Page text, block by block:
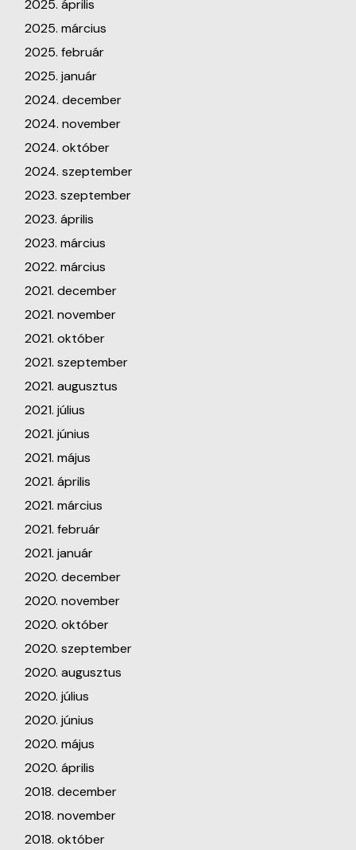
2025. április
2025. március
2025. február
2025. január
2024. december
2024. november
2024. október
2024. szeptember
2023. szeptember
2023. április
2023. március
2022. március
2021. december
2021. november
2021. október
2021. szeptember
2021. augusztus
2021. július
2021. június
2021. május
2021. április
2021. március
2021. február
2021. január
2020. december
2020. november
2020. október
2020. szeptember
2020. augusztus
2020. július
2020. június
2020. május
2020. április
2018. december
2018. november
2018. október